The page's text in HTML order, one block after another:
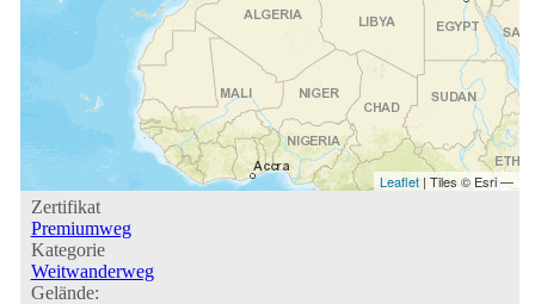
Leaflet | Tiles © Esri —
Zertifikat
Premiumweg
Kategorie
Weitwanderweg
Gelände: